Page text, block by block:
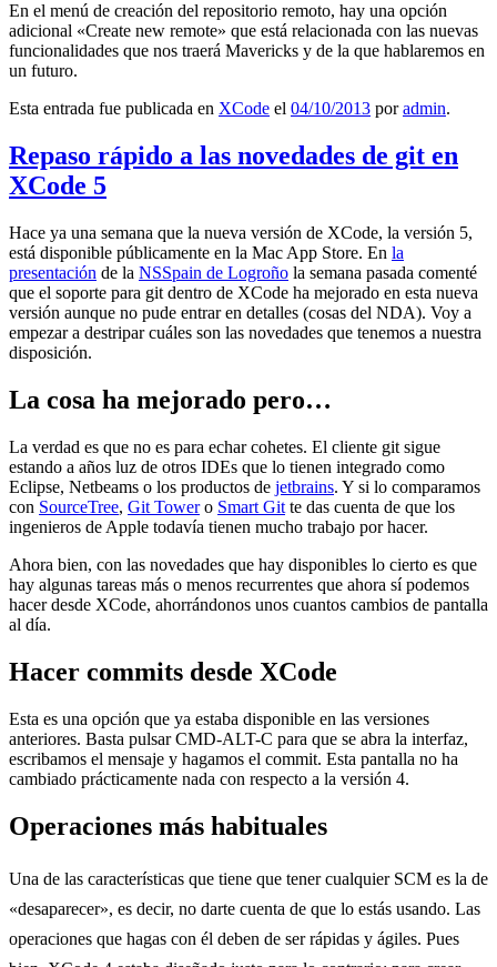
En el menú de creación del repositorio remoto, hay una opción
adicional «Create new remote» que está relacionada con las nuevas
funcionalidades que nos traerá Mavericks y de la que hablaremos en
un futuro.
Esta entrada fue publicada en XCode el 04/10/2013 poradmin.
Repaso rápido a las novedades de git en
XCode 5
Hace ya una semana que la nueva versión de XCode, la versión 5,
está disponible públicamente en la Mac App Store. En la
presentación de la NSSpain de Logroño la semana pasada comenté
que el soporte para git dentro de XCode ha mejorado en esta nueva
versión aunque no pude entrar en detalles (cosas del NDA). Voy a
empezar a destripar cuáles son las novedades que tenemos a nuestra
disposición.
La cosa ha mejorado pero…
La verdad es que no es para echar cohetes. El cliente git sigue
estando a años luz de otros IDEs que lo tienen integrado como
Eclipse, Netbeams o los productos de jetbrains. Y si lo comparamos
con SourceTree, Git Towero Smart Git te das cuenta de que los
ingenieros de Apple todavía tienen mucho trabajo por hacer.
Ahora bien, con las novedades que hay disponibles lo cierto es que
hay algunas tareas más o menos recurrentes que ahora sí podemos
hacer desde XCode, ahorrándonos unos cuantos cambios de pantalla
al día.
Hacer commits desde XCode
Esta es una opción que ya estaba disponible en las versiones
anteriores. Basta pulsar CMD-ALT-C para que se abra la interfaz,
escribamos el mensaje y hagamos el commit. Esta pantalla no ha
cambiado prácticamente nada con respecto a la versión 4.
Operaciones más habituales
Una de las características que tiene que tener cualquier SCM es la de
«desaparecer», es decir, no darte cuenta de que lo estás usando. Las
operaciones que hagas con él deben de ser rápidas y ágiles. Pues